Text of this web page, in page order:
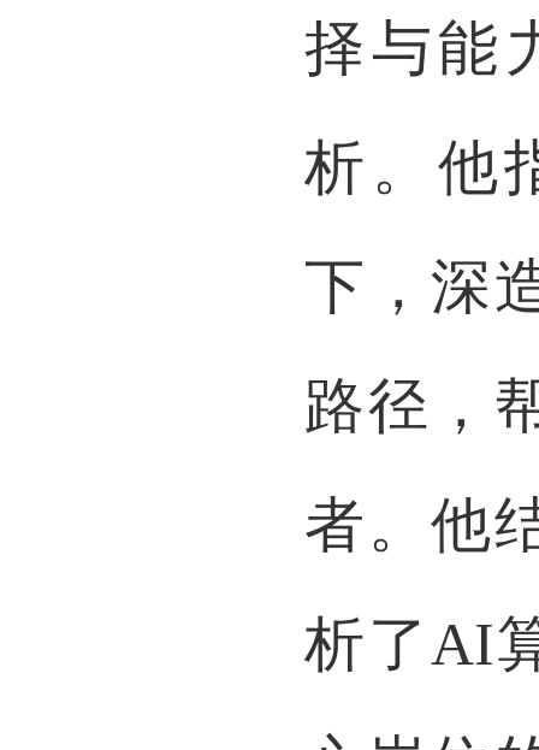
择与能
析。他
下，深
路径，
者。他
析了AI